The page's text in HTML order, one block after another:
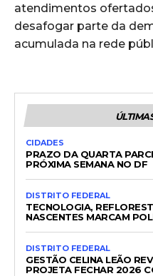
atendimentos
desafogar parte da
acumulada na rede
CIDADES
PRAZO DA QUARTA
PRÓXIMA SEMANA NO DF
DISTRITO FEDERAL
TECNOLOGIA,
NASCENTES MARCAM
DISTRITO FEDERAL
GESTÃO CELINA LEÃO
PROJETA FECHAR 2026